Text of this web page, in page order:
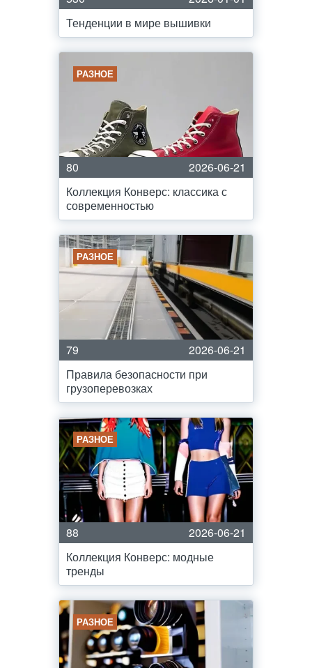
Тенденции в мире вышивки
РАЗНОЕ
80
2026-06-21
Коллекция Конверс: классика с
современностью
РАЗНОЕ
79
2026-06-21
Правила безопасности при
грузоперевозках
РАЗНОЕ
88
2026-06-21
Коллекция Конверс: модные
тренды
РАЗНОЕ